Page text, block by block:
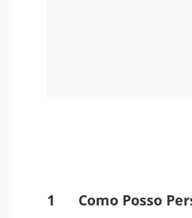
1 Como Posso